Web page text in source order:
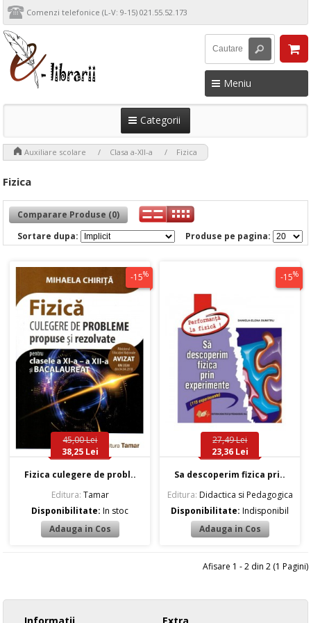
Comenzi telefonice (L-V: 9-15) 021.55.52.173
Meniu
Categorii
Auxiliare scolare Clasa a-XII-a Fizica
Fizica
Comparare Produse (0)
Produse pe pagina:
Sortare dupa:
-15%
45,00 Lei
38,25 Lei
Fizica culegere de probl..
Editura: Tamar
Disponibilitate:In stoc
-15%
27,49 Lei
23,36 Lei
Sa descoperim fizica pri..
Editura: Didactica si Pedagogica
Disponibilitate:Indisponibil
Afisare 1 - 2 din 2 (1 Pagini)